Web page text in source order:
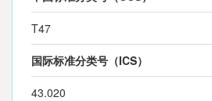
T47
国际标准分类号（ICS）
43.020